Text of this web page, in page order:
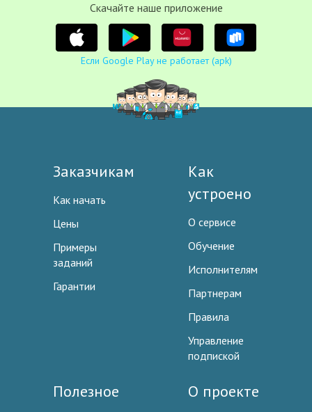
Cкачайте наше приложение
Если Google Play не работает (apk)
Заказчикам
Как начать
Цены
Примеры
заданий
Гарантии
Как
устроено
О сервисе
Обучение
Исполнителям
Партнерам
Правила
Управление
подпиской
Полезное О проекте